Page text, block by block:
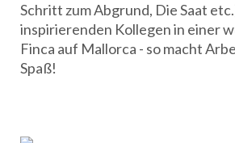
Schritt zum Abgrund, Die Saat
inspirierenden Kollegen in einer
Finca auf Mallorca - so macht
Spaß!